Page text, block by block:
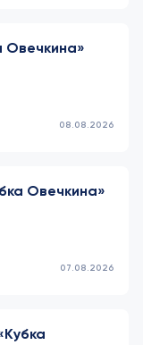
Овечкина»
08.08.2026
Овечкина»
07.08.2026